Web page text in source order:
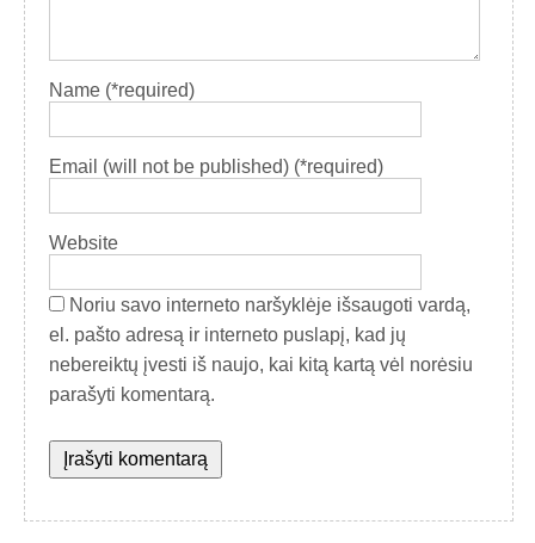
Name (*required)
Email (will not be published) (*required)
Website
Noriu savo interneto naršyklėje išsaugoti vardą,
el. pašto adresą ir interneto puslapį, kad jų
nebereiktų įvesti iš naujo, kai kitą kartą vėl norėsiu
parašyti komentarą.